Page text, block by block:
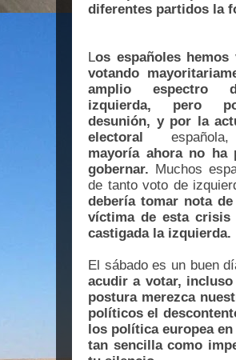
diferentes partidos la
Los españoles hemos
votando
amplio espectro
izquierda,
pero
desunión, y por la
electoral
mayoría ahora no ha
gobernar. Muchos
de tanto voto de
debería tomar nota
víctima de esta
castigada la izquierda.
El sábado es un buen
acudir a votar,
postura merezca
políticos el
los política europea
tan sencilla como